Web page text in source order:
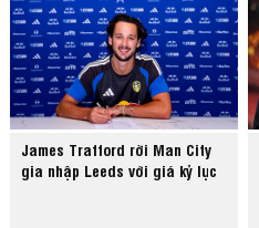
James Trafford rời Man City
gia nhập Leeds với giá kỷ lục